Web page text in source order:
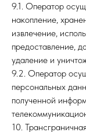
9.1. Оператор
накопление,
извлечение,
предоставление,
удаление и
9.2. Оператор
персональных
полученной
10.